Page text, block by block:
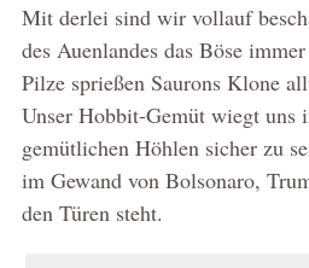
Mit derlei sind wir vollauf
des Auenlandes das Böse
Pilze sprießen Saurons Klone
Unser Hobbit-Gemüt wiegt uns
gemütlichen Höhlen sicher zu
im Gewand von Bolsonaro,
den Türen steht.